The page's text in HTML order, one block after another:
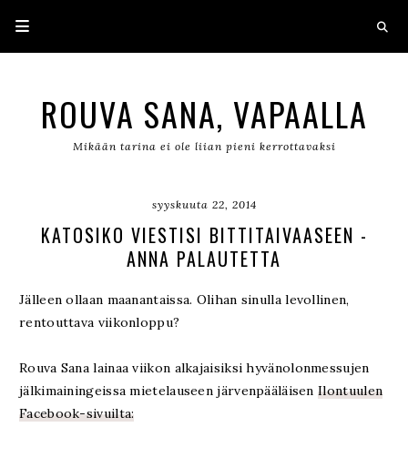
ROUVA SANA, VAPAALLA
Mikään tarina ei ole liian pieni kerrottavaksi
syyskuuta 22, 2014
KATOSIKO VIESTISI BITTITAIVAASEEN -
ANNA PALAUTETTA
Jälleen ollaan maanantaissa. Olihan sinulla levollinen,
rentouttava viikonloppu?
Rouva Sana lainaa viikon alkajaisiksi hyvänolonmessujen
jälkimainingeissa mietelauseen järvenpääläisenIlontuulen
Facebook-sivuilta: